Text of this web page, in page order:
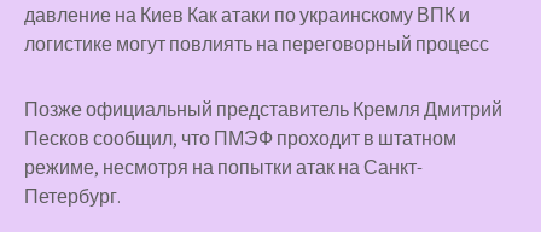
давление на Киев Как атаки по украинскому ВПК и
логистике могут повлиять на переговорный процесс
Позже официальный представитель Кремля Дмитрий
Песков сообщил, что ПМЭФ проходит в штатном
режиме, несмотря на попытки атак на Санкт-
Петербург.